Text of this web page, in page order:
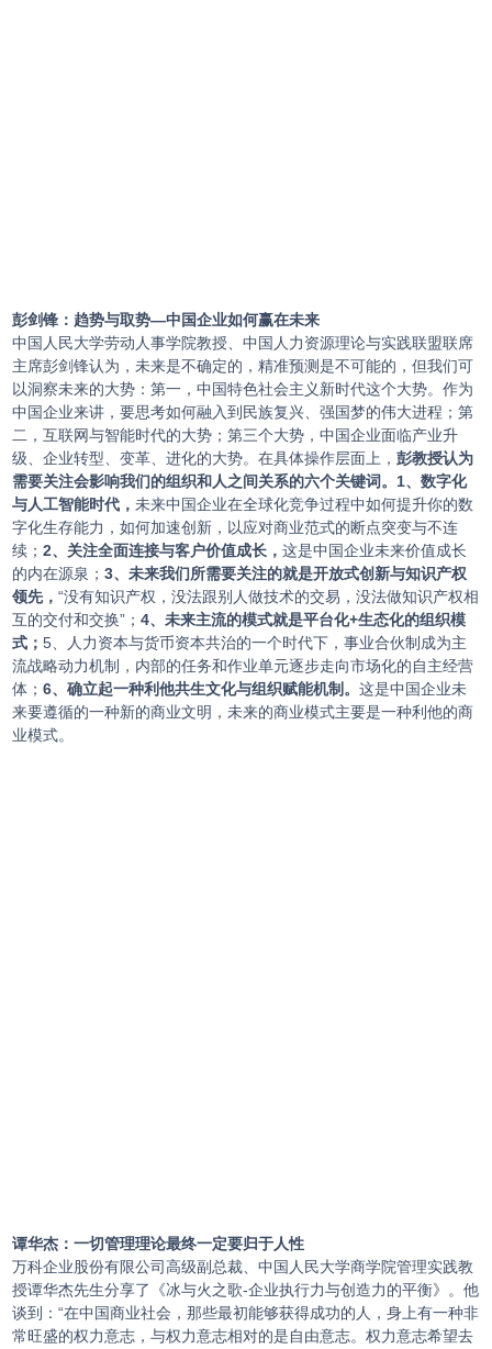
彭剑锋：趋势与取势—中国企业如何赢在未来
中国人民大学劳动人事学院教授、中国人力资源理论与实践联盟联席
主席彭剑锋认为，未来是不确定的，精准预测是不可能的，但我们可
以洞察未来的大势：第一，中国特色社会主义新时代这个大势。作为
中国企业来讲，要思考如何融入到民族复兴、强国梦的伟大进程；第
二，互联网与智能时代的大势；第三个大势，中国企业面临产业升
级、企业转型、变革、进化的大势。在具体操作层面上，彭教授认为
需要关注会影响我们的组织和人之间关系的六个关键词。1、数字化
与人工智能时代，未来中国企业在全球化竞争过程中如何提升你的数
字化生存能力，如何加速创新，以应对商业范式的断点突变与不连
续；2、关注全面连接与客户价值成长，这是中国企业未来价值成长
的内在源泉；3、未来我们所需要关注的就是开放式创新与知识产权
领先，“没有知识产权，没法跟别人做技术的交易，没法做知识产权相
互的交付和交换”；4、未来主流的模式就是平台化+生态化的组织模
式；5、人力资本与货币资本共治的一个时代下，事业合伙制成为主
流战略动力机制，内部的任务和作业单元逐步走向市场化的自主经营
体；6、确立起一种利他共生文化与组织赋能机制。这是中国企业未
来要遵循的一种新的商业文明，未来的商业模式主要是一种利他的商
业模式。
谭华杰：一切管理理论最终一定要归于人性
万科企业股份有限公司高级副总裁、中国人民大学商学院管理实践教
授谭华杰先生分享了《冰与火之歌-企业执行力与创造力的平衡》。他
谈到：“在中国商业社会，那些最初能够获得成功的人，身上有一种非
常旺盛的权力意志，与权力意志相对的是自由意志。权力意志希望去